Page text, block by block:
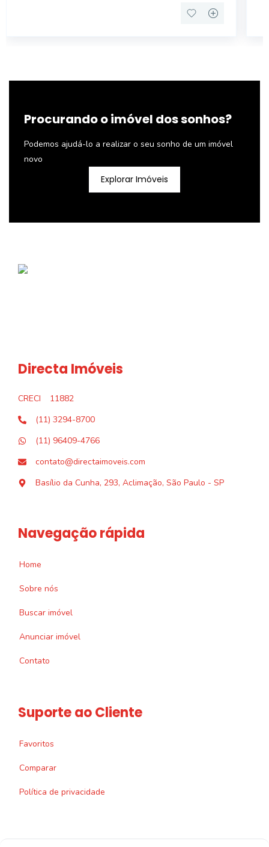
Procurando o imóvel dos sonhos?
Podemos ajudá-lo a realizar o seu sonho de um imóvel
novo
Explorar Imóveis
Directa Imóveis
CRECI
11882
(11) 3294-8700
(11) 96409-4766
contato@directaimoveis.com
Basílio da Cunha, 293, Aclimação, São Paulo - SP
Navegação rápida
Home
Sobre nós
Buscar imóvel
Anunciar imóvel
Contato
Suporte ao Cliente
Favoritos
Comparar
Política de privacidade